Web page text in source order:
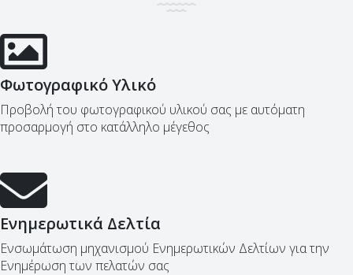
Φωτογραφικό Υλικό
Προβολή του φωτογραφικού υλικού σας με αυτόματη
προσαρμογή στο κατάλληλο μέγεθος
Ενημερωτικά Δελτία
Ενσωμάτωση μηχανισμού Ενημερωτικών Δελτίων για την
Ενημέρωση των πελατών σας